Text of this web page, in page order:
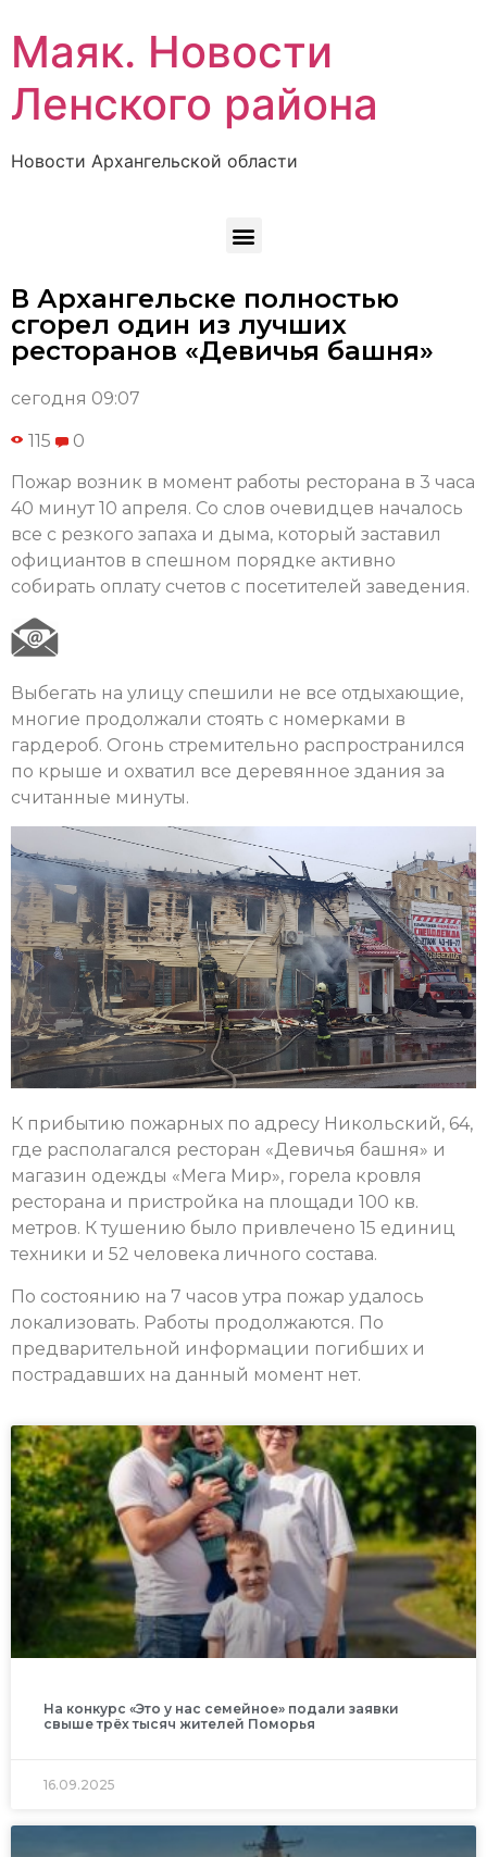
Маяк. Новости
Ленского района
Новости Архангельской области
В Архангельске полностью
сгорел один из лучших
ресторанов «Девичья башня»
сегодня 09:07
115 0
Пожар возник в момент работы ресторана в 3 часа
40 минут 10 апреля. Со слов очевидцев началось
все с резкого запаха и дыма, который заставил
официантов в спешном порядке активно
собирать оплату счетов с посетителей заведения.
Выбегать на улицу спешили не все отдыхающие,
многие продолжали стоять с номерками в
гардероб. Огонь стремительно распространился
по крыше и охватил все деревянное здания за
считанные минуты.
К прибытию пожарных по адресу Никольский, 64,
где располагался ресторан «Девичья башня» и
магазин одежды «Мега Мир», горела кровля
ресторана и пристройка на площади 100 кв.
метров. К тушению было привлечено 15 единиц
техники и 52 человека личного состава.
По состоянию на 7 часов утра пожар удалось
локализовать. Работы продолжаются. По
предварительной информации погибших и
пострадавших на данный момент нет.
На конкурс «Это у нас семейное» подали заявки
свыше трёх тысяч жителей Поморья
16.09.2025